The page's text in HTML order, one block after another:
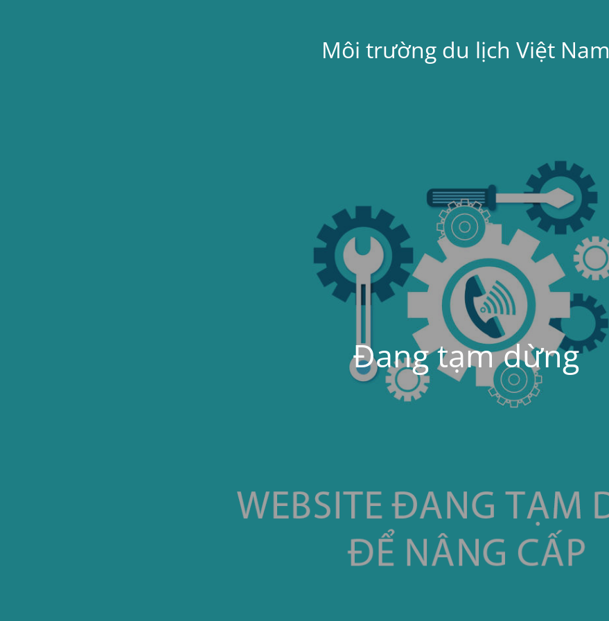
Môi trường du lịch Việt Nam
Đang tạm dừng